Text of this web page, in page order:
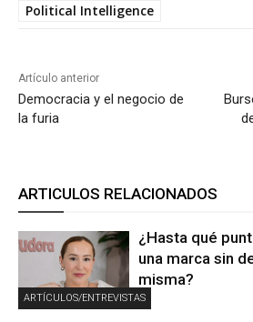
Political Intelligence
Artículo anterior
Democracia y el negocio de
la furia
ARTICULOS RELACIONADOS
ARTÍCULOS/ENTREVISTAS
¿Hasta qué
una marca sin
misma?